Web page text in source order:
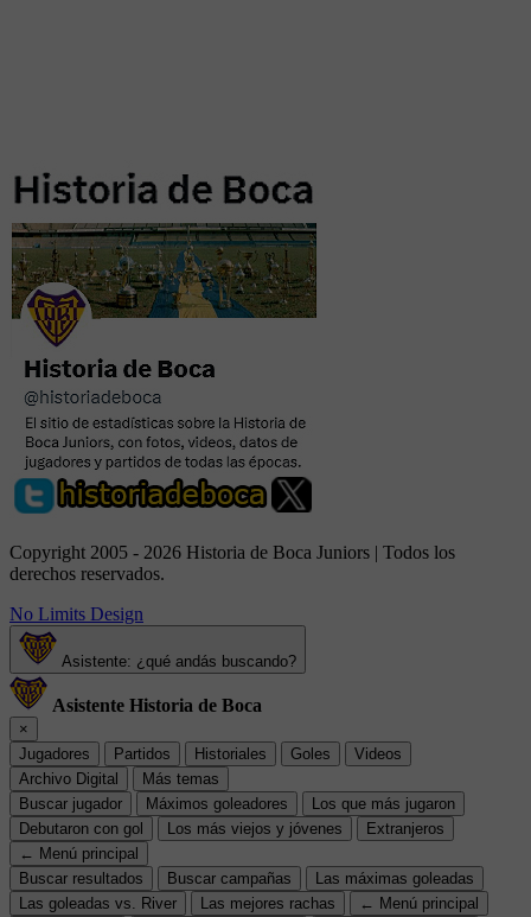
Copyright 2005 - 2026 Historia de Boca Juniors | Todos los
derechos reservados.
No Limits Design
Asistente: ¿qué andás buscando?
Asistente Historia de Boca
×
Jugadores
Partidos Historiales Goles
Videos
Archivo Digital
Más temas
Buscar jugador
Máximos goleadores
Los que más jugaron
Debutaron con gol
Los más viejos y jóvenes
Extranjeros
← Menú principal
Buscar resultados
Buscar campañas
Las máximas goleadas
Las goleadas vs. River
Las mejores rachas
← Menú principal